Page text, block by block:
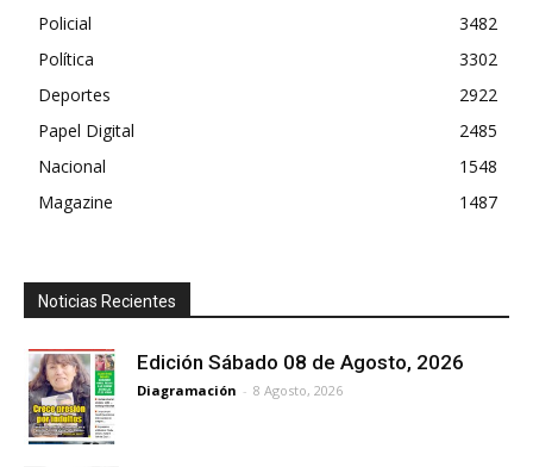
Policial
3482
Política
3302
Deportes
2922
Papel Digital
2485
Nacional
1548
Magazine
1487
Noticias Recientes
Edición Sábado 08 de Agosto, 2026
Diagramación - 8 Agosto, 2026